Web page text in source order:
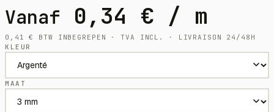
Vanaf 0,34 € / m
0,41€
BTW INBEGREPEN · TVA INCL. · LIVRAISON 24/48H
KLEUR
MAAT